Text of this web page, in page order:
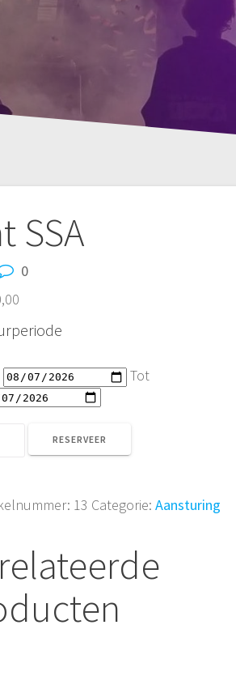
SSA
0
Tot
RESERVEER
13 Categorie: Aansturing